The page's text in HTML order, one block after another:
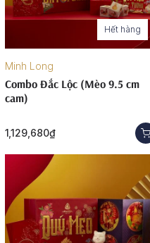
Hết hàng
Minh Long
Combo Đắc Lộc (Mèo 9.5 cm
cam)
1,129,680₫